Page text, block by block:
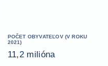
POČET OBYVATEĽOV (V ROKU
2021)
11,2 milióna